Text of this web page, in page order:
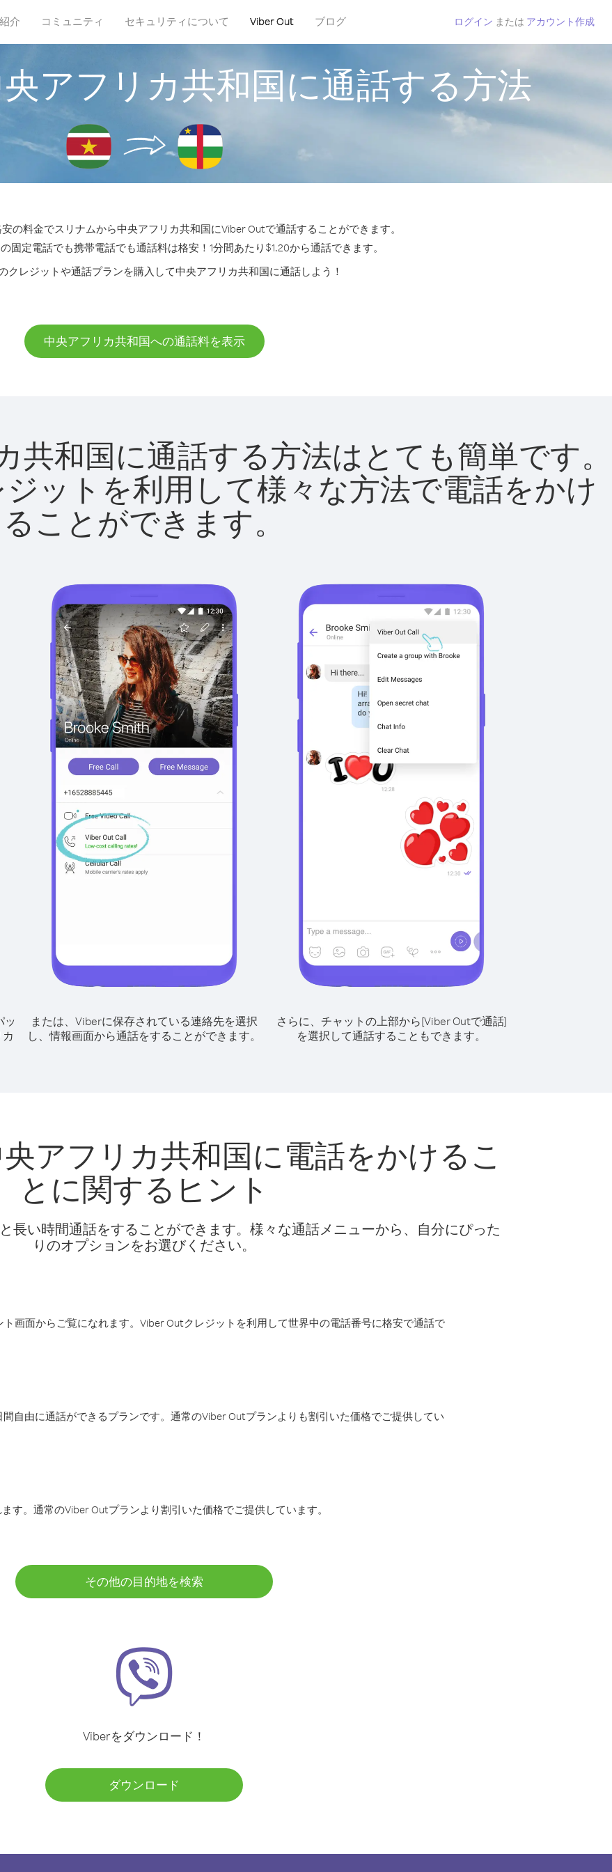
介 コミュニティ セキュリティについて Viber Out ブログ ログイン または アカウント作成
アフリカ共和国に通話する方法
の料金でスリナムから中央アフリカ共和国にViber Outで通話することができます。
固定電話でも携帯電話でも通話料は格安！1分間あたり$1.20から通話できます。
クレジットや通話プランを購入して中央アフリカ共和国に通話しよう！
中央アフリカ共和国への通話料を表示
共和国に通話する方法はとても簡単です。
ットを利用して様々な方法で電話をかけ
ることができます。
ッ
または、Viberに保存されている連絡先を選択
し、情報画面から通話をすることができます。
さらに、チャットの上部から[Viber Outで通話]
を選択して通話することもできます。
アフリカ共和国に電話をかけるこ
とに関するヒント
長い時間通話をすることができます。様々な通話メニューから、自分にぴった
りのオプションをお選びください。
画面からご覧になれます。Viber Outクレジットを利用して世界中の電話番号に格安で通話で
自由に通話ができるプランです。通常のViber Outプランよりも割引いた価格でご提供してい
す。通常のViber Outプランより割引いた価格でご提供しています。
その他の目的地を検索
Viberをダウンロード！
ダウンロード